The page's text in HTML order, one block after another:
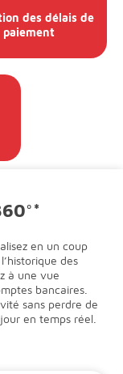
des délais de
paiement
en un coup
des
à une vue
bancaires.
sans perdre de
en temps réel.